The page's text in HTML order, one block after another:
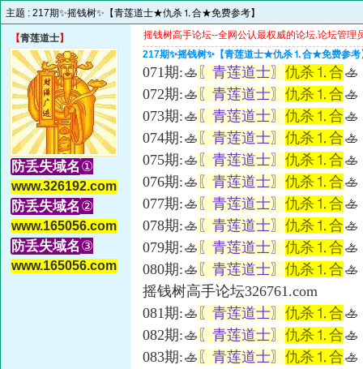
主题 : 217期✨摇钱树✨【青莲道士★仇杀⒈合★免费参考】
【青莲道士】
防丢失域名 ①
www.326192.com
防丢失域名 ②
www.165056.com
防丢失域名 ③
www.165056.com
摇钱树高手论坛--全网公认最权威的论坛.论坛管理
217期✨摇钱树✨【青莲道士★仇杀⒈合★免费参考
071期:🚣 〖青莲道士〗 仇杀⒈合🚣
072期:🚣 〖青莲道士〗 仇杀⒈合🚣
073期:🚣 〖青莲道士〗 仇杀⒈合🚣
074期:🚣 〖青莲道士〗 仇杀⒈合🚣
075期:🚣 〖青莲道士〗 仇杀⒈合🚣
076期:🚣 〖青莲道士〗 仇杀⒈合🚣
077期:🚣 〖青莲道士〗 仇杀⒈合🚣
078期:🚣 〖青莲道士〗 仇杀⒈合🚣
079期:🚣 〖青莲道士〗 仇杀⒈合🚣
080期:🚣 〖青莲道士〗 仇杀⒈合🚣
摇钱树高手论坛326761.com
081期:🚣 〖青莲道士〗 仇杀⒈合🚣
082期:🚣 〖青莲道士〗 仇杀⒈合🚣
083期:🚣 〖青莲道士〗 仇杀⒈合🚣